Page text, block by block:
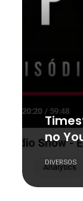
no
DIVERSOS